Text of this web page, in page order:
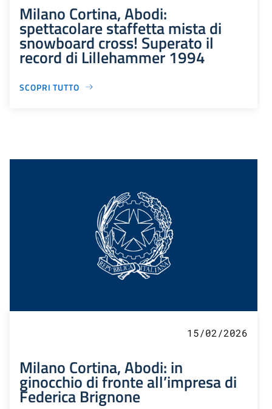
Milano Cortina, Abodi:
spettacolare staffetta mista di
snowboard cross! Superato il
record di Lillehammer 1994
SCOPRI TUTTO
15/02/2026
Milano Cortina, Abodi: in
ginocchio di fronte all’impresa di
Federica Brignone